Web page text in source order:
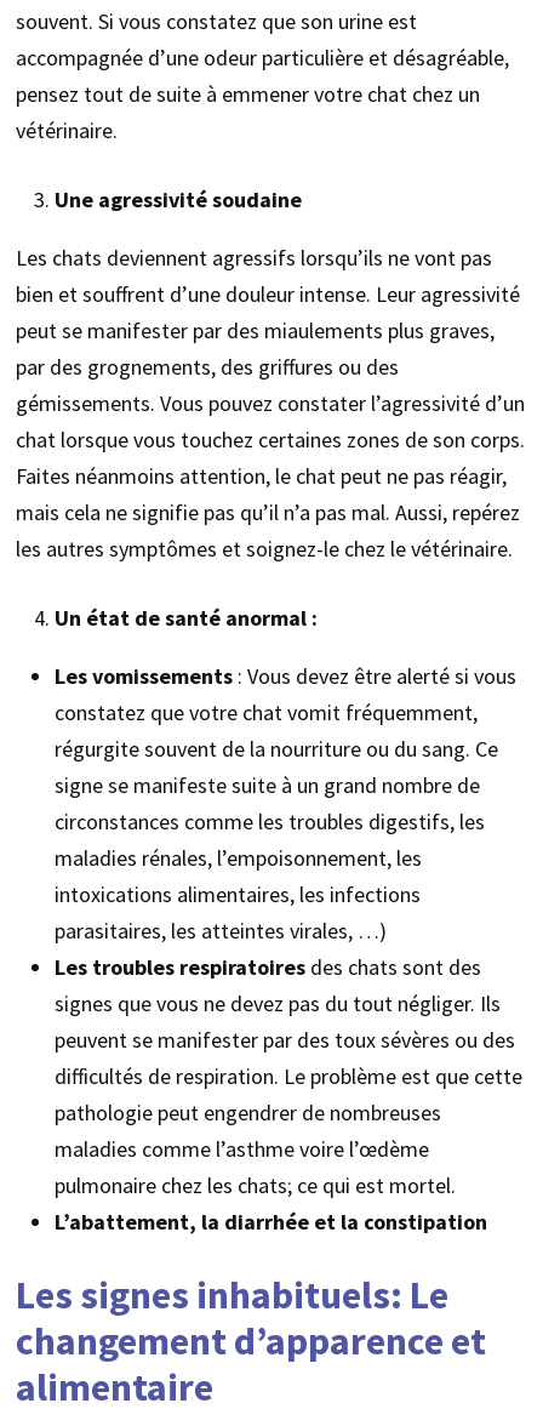
souvent. Si vous constatez que son urine est
accompagnée d’une odeur particulière et désagréable,
pensez tout de suite à emmener votre chat chez un
vétérinaire.
Une agressivité soudaine
Les chats deviennent agressifs lorsqu’ils ne vont pas
bien et souffrent d’une douleur intense. Leur agressivité
peut se manifester par des miaulements plus graves,
par des grognements, des griffures ou des
gémissements. Vous pouvez constater l’agressivité d’un
chat lorsque vous touchez certaines zones de son corps.
Faites néanmoins attention, le chat peut ne pas réagir,
mais cela ne signifie pas qu’il n’a pas mal. Aussi, repérez
les autres symptômes et soignez-le chez le vétérinaire.
Un état de santé anormal :
Les vomissements: Vous devez être alerté si vous
constatez que votre chat vomit fréquemment,
régurgite souvent de la nourriture ou du sang. Ce
signe se manifeste suite à un grand nombre de
circonstances comme les troubles digestifs, les
maladies rénales, l’empoisonnement, les
intoxications alimentaires, les infections
parasitaires, les atteintes virales, …)
Les troubles respiratoiresdes chats sont des
signes que vous ne devez pas du tout négliger. Ils
peuvent se manifester par des toux sévères ou des
difficultés de respiration. Le problème est que cette
pathologie peut engendrer de nombreuses
maladies comme l’asthme voire l’œdème
pulmonaire chez les chats; ce qui est mortel.
L’abattement, la diarrhée et la constipation
Les signes inhabituels: Le
changement d’apparence et
alimentaire